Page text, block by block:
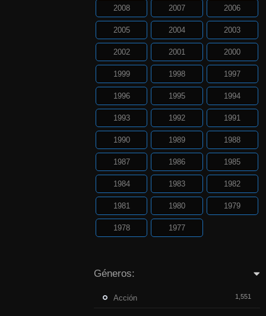
2008 2007 2006
2005 2004 2003
2002 2001 2000
1999 1998 1997
1996 1995 1994
1993 1992 1991
1990 1989 1988
1987 1986 1985
1984 1983 1982
1981 1980 1979
1978 1977
Géneros:
Acción 1,551